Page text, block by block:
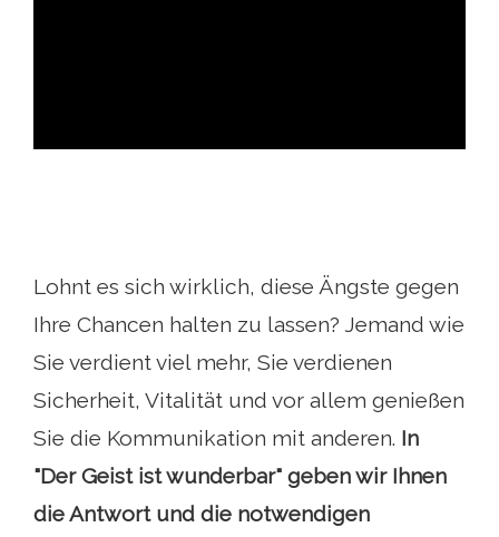
Lohnt es sich wirklich, diese Ängste gegen
Ihre Chancen halten zu lassen? Jemand wie
Sie verdient viel mehr, Sie verdienen
Sicherheit, Vitalität und vor allem genießen
Sie die Kommunikation mit anderen. In
"Der Geist ist wunderbar" geben wir Ihnen
die Antwort und die notwendigen